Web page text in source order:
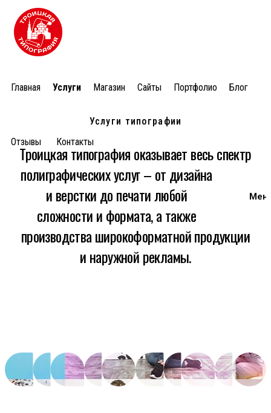
Главная Услуги Магазин Сайты Портфолио Блог
Отзывы Контакты
Услуги типографии
Троицкая типография оказываетвесь спектр
полиграфических услуг– от дизайна
и верстки до печати любой
сложности и формата, а также
производства широкоформатной продукции
и наружной рекламы.